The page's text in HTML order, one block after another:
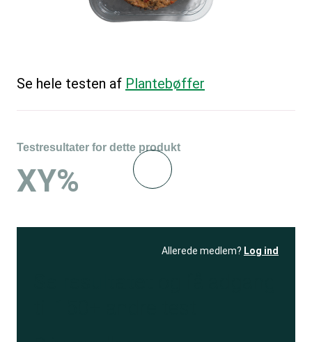
Se hele testen af Plantebøffer
Testresultater for dette produkt
XY%
Allerede medlem? Log ind